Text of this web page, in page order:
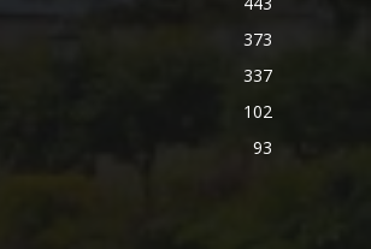
373
337
102
93